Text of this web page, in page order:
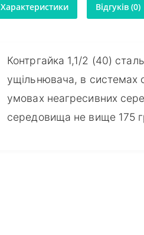
Характеристики Відгуків (0)
Контргайка 1,1/2 (40)
ущільнювача, в системах
умовах неагресивних
середовища не вище 175